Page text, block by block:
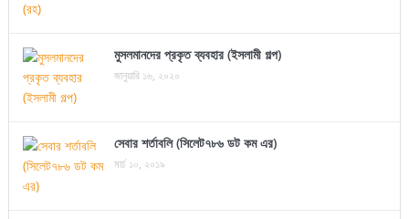
মুসলমানদের প্রকৃত ব্যবহার (ইসলামী গল্প)
জানুয়ারি ১৬, ২০২০
সেবার শর্তাবলি (সিলেট৭৮৬ ডট কম এর)
মার্চ ১০, ২০১৯